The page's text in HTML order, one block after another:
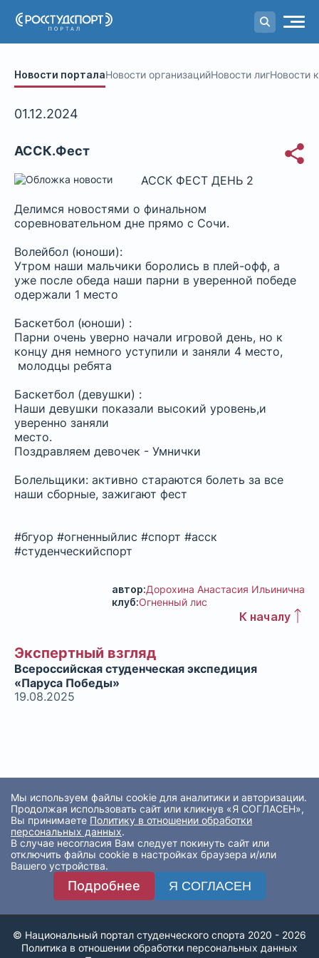
Порталстуденческого спорта
Новости порталаНовости организацийНовости лигНовости
01.12.2024
АССК.Фест
АССК ФЕСТ ДЕНЬ 2
Делимся новостями о финальном
соревновательном дне прямо с Сочи.
Волейбол (юноши):
Утром наши мальчики боролись в плей-офф, а
уже после обеда наши парни в уверенной победе
одержали 1 место
Баскетбол (юноши) :
Парни очень уверно начали игровой день, но к
концу дня немного уступили и заняли 4 место,
молодцы ребята
Баскетбол (девушки) :
Наши девушки показали высокий уровень,и
уверенно заняли
место.
Поздравляем девочек - Умнички
Болельщики: активно стараются болеть за все
наши сборные, зажигают фест
#бгуор #огненныйлис #спорт #асск
#студенческийспорт
автор:Дорохина Анастасия Ильинична
клуб:Огненный лис
К началу
Экспертный взгляд
Всероссийская студенческая экспедиция
«Паруса Победы»
19.08.2025
Мы используем файлы cookie для аналитики и авторизации.
Продолжая использовать сайт или кликнув «Я СОГЛАСЕН»,
Вы принимаете Политику в отношении обработки
персональных данных.
В случае несогласия Вам следует покинуть сайт или
отключить файлы cookie в настройках браузера и/или
Вашего устройства.
Подробнее Я СОГЛАСЕН
Политика в отношении обработки персональных данных
© Национальный портал студенческого спорта 2020 - 2026